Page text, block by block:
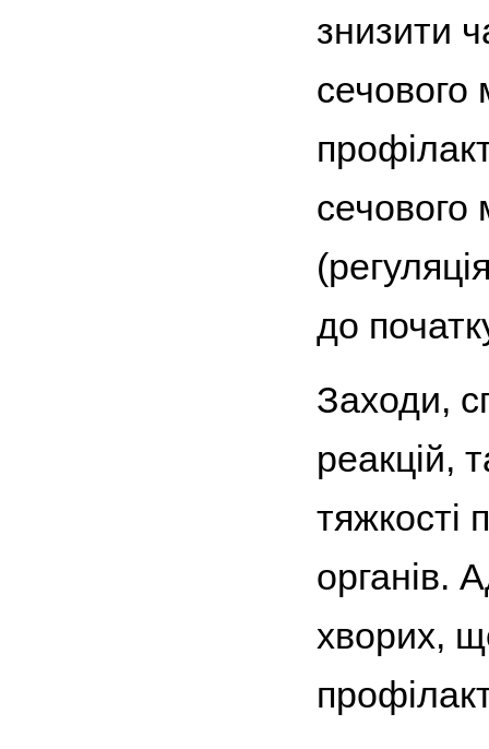
знизити
сечового
до
Заходи,
реакцій,
тяжкості
органів.
хворих,